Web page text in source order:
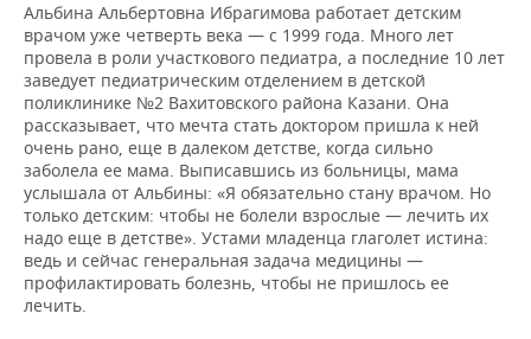
Альбина Альбертовна Ибрагимова работает детским
врачом уже четверть века — с 1999 года. Много лет
провела в роли участкового педиатра, а последние 10 лет
заведует педиатрическим отделением в детской
поликлинике №2 Вахитовского района Казани. Она
рассказывает, что мечта стать доктором пришла к ней
очень рано, еще в далеком детстве, когда сильно
заболела ее мама. Выписавшись из больницы, мама
услышала от Альбины: «Я обязательно стану врачом. Но
только детским: чтобы не болели взрослые — лечить их
надо еще в детстве». Устами младенца глаголет истина:
ведь и сейчас генеральная задача медицины —
профилактировать болезнь, чтобы не пришлось ее
лечить.